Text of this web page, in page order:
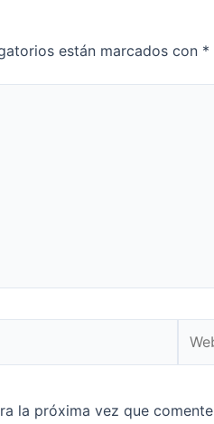
están marcados con *
la próxima vez que